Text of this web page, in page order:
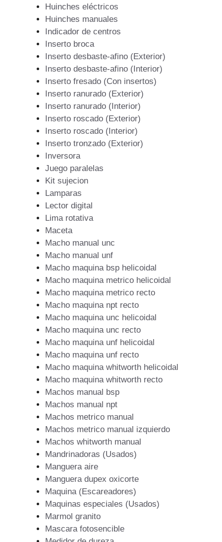
Huinches eléctricos
Huinches manuales
Indicador de centros
Inserto broca
Inserto desbaste-afino (Exterior)
Inserto desbaste-afino (Interior)
Inserto fresado (Con insertos)
Inserto ranurado (Exterior)
Inserto ranurado (Interior)
Inserto roscado (Exterior)
Inserto roscado (Interior)
Inserto tronzado (Exterior)
Inversora
Juego paralelas
Kit sujecion
Lamparas
Lector digital
Lima rotativa
Maceta
Macho manual unc
Macho manual unf
Macho maquina bsp helicoidal
Macho maquina metrico helicoidal
Macho maquina metrico recto
Macho maquina npt recto
Macho maquina unc helicoidal
Macho maquina unc recto
Macho maquina unf helicoidal
Macho maquina unf recto
Macho maquina whitworth helicoidal
Macho maquina whitworth recto
Machos manual bsp
Machos manual npt
Machos metrico manual
Machos metrico manual izquierdo
Machos whitworth manual
Mandrinadoras (Usados)
Manguera aire
Manguera dupex oxicorte
Maquina (Escareadores)
Maquinas especiales (Usados)
Marmol granito
Mascara fotosencible